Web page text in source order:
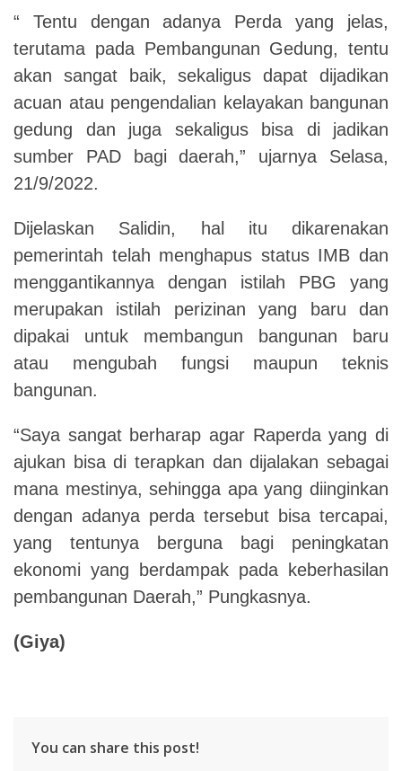
“ Tentu dengan adanya Perda yang jelas,
terutama pada Pembangunan Gedung, tentu
akan sangat baik, sekaligus dapat dijadikan
acuan atau pengendalian kelayakan bangunan
gedung dan juga sekaligus bisa di jadikan
sumber PAD bagi daerah,” ujarnya Selasa,
21/9/2022.
Dijelaskan Salidin, hal itu dikarenakan
pemerintah telah menghapus status IMB dan
menggantikannya dengan istilah PBG yang
merupakan istilah perizinan yang baru dan
dipakai untuk membangun bangunan baru
atau mengubah fungsi maupun teknis
bangunan.
“Saya sangat berharap agar Raperda yang di
ajukan bisa di terapkan dan dijalakan sebagai
mana mestinya, sehingga apa yang diinginkan
dengan adanya perda tersebut bisa tercapai,
yang tentunya berguna bagi peningkatan
ekonomi yang berdampak pada keberhasilan
pembangunan Daerah,” Pungkasnya.
(Giya)
You can share this post!